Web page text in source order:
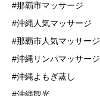
#那覇市マッサージ
#沖縄人気マッサージ
#那覇市人気マッサージ
#沖縄リンパマッサージ
#沖縄よもぎ蒸し